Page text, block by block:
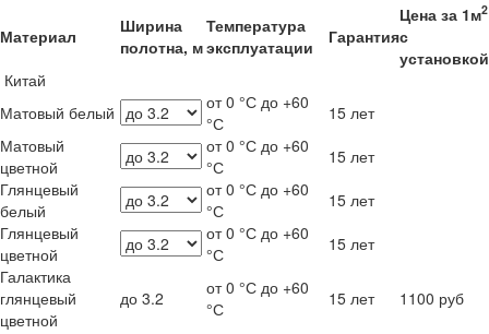
Материал
Ширина
полотна, м
Температура
эксплуатации
Гарантия
Цена за 1м2
с
установкой
Китай
Матовый белый
от 0 °С до +60
°С
15 лет
Матовый
цветной
от 0 °С до +60
°С
15 лет
Глянцевый
белый
от 0 °С до +60
°С
15 лет
Глянцевый
цветной
от 0 °С до +60
°С
15 лет
Галактика
глянцевый
цветной
до 3.2
от 0 °С до +60
°С
15 лет 1100 руб